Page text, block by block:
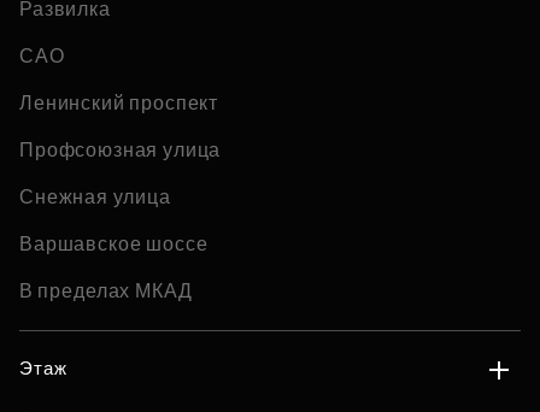
Развилка
САО
Ленинский проспект
Профсоюзная улица
Снежная улица
Варшавское шоссе
В пределах МКАД
Этаж